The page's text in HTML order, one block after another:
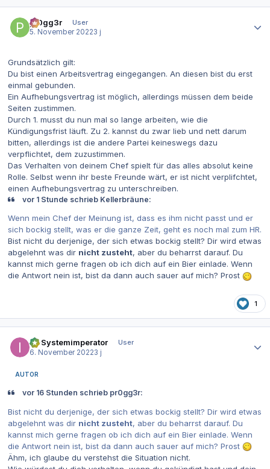
pr0gg3r
User
5. November 20223 j
Grundsätzlich gilt:
Du bist einen Arbeitsvertrag eingegangen. An diesen bist du erst
einmal gebunden.
Ein Aufhebungsvertrag ist möglich, allerdings müssen dem beide
Seiten zustimmen.
Durch 1. musst du nun mal so lange arbeiten, wie die
Kündigungsfrist läuft. Zu 2. kannst du zwar lieb und nett darum
bitten, allerdings ist die andere Partei keineswegs dazu
verpflichtet, dem zuzustimmen.
Das Verhalten von deinem Chef spielt für das alles absolut keine
Rolle. Selbst wenn ihr beste Freunde wärt, er ist nicht verplifchtet,
einen Aufhebungsvertrag zu unterschreiben.
vor 1 Stunde schrieb Kellerbräune:
Wenn mein Chef der Meinung ist, dass es ihm nicht passt und er
sich bockig stellt, was er die ganze Zeit, geht es noch mal zum HR.
Bist nicht du derjenige, der sich etwas bockig stellt? Dir wird etwas
abgelehnt was dir nicht zusteht, aber du beharrst darauf. Du
kannst mich gerne fragen ob ich dich auf ein Bier einlade. Wenn
die Antwort nein ist, bist da dann auch sauer auf mich? Prost
1
IT-Systemimperator
User
6. November 20223 j
AUTOR
vor 16 Stunden schrieb pr0gg3r:
Bist nicht du derjenige, der sich etwas bockig stellt? Dir wird etwas
abgelehnt was dir nicht zusteht, aber du beharrst darauf. Du
kannst mich gerne fragen ob ich dich auf ein Bier einlade. Wenn
die Antwort nein ist, bist da dann auch sauer auf mich? Prost
Ähm, ich glaube du verstehst die Situation nicht.